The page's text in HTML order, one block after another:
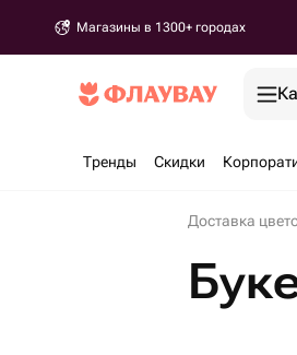
Магазины в 1300+ городах
Тренды Скидки
Доставка